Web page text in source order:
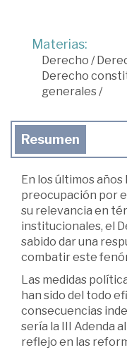
Materias:
Derecho /
Derecho
generales/
Resumen
En los últimos
preocupación por
su relevancia en
institucionales, el
sabido dar una
combatir este
Las medidas
han sido del todo
consecuencias
sería la III Adenda
reflejo en las